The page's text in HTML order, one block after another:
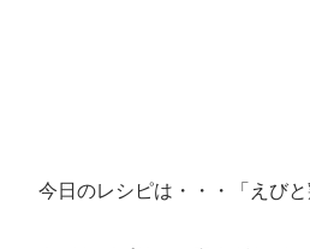
今日のレシピは・・・「えびと